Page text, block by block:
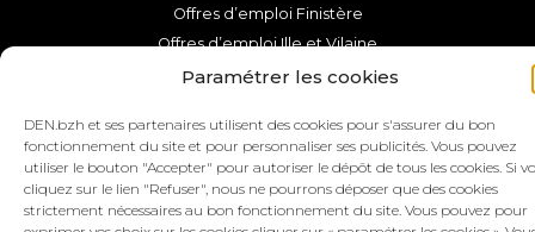
Paramétrer les cookies
DEN.bzh et ses partenaires utilisent des cookies pour s'assurer du bon
fonctionnement du site et pour personnaliser ses publicités. Vous pouvez
utiliser le bouton "Accepter" pour autoriser le dépôt de tous les cookies. Si
cliquez sur le lien "Refuser", nous ne pourrons déposer que des cookies
strictement nécessaires au bon fonctionnement du site. Vous pouvez pour
Offres d’emploi Finistère
Offres d’emploi Ille et Vilaine
Offres d’emploi Morbihan